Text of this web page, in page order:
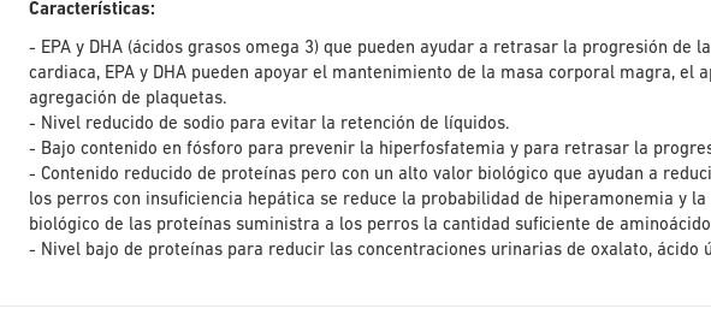
Características:
- EPA y DHA (ácidos grasos omega 3) que pueden ayudar a retrasar la progresión de
cardiaca, EPA y DHA pueden apoyar el mantenimiento de la masa corporal magra, el
agregación de plaquetas.
- Nivel reducido de sodio para evitar la retención de líquidos.
- Bajo contenido en fósforo para prevenir la hiperfosfatemia y para retrasar la
- Contenido reducido de proteínas pero con un alto valor biológico que ayudan a
los perros con insuficiencia hepática se reduce la probabilidad de hiperamonemia y
biológico de las proteínas suministra a los perros la cantidad suficiente de
- Nivel bajo de proteínas para reducir las concentraciones urinarias de oxalato, ácido